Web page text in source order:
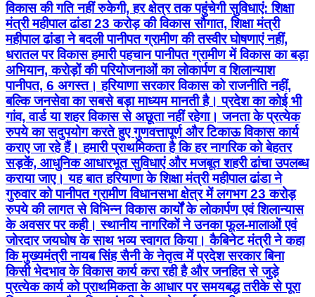
विकास की गति नहीं रुकेगी, हर क्षेत्र तक पहुंचेगी सुविधाएं: शिक्षा
मंत्री महीपाल ढांडा 23 करोड़ की विकास सौगात, शिक्षा मंत्री
महीपाल ढांडा ने बदली पानीपत ग्रामीण की तस्वीर घोषणाएं नहीं,
धरातल पर विकास हमारी पहचान पानीपत ग्रामीण में विकास का बड़ा
अभियान, करोड़ों की परियोजनाओं का लोकार्पण व शिलान्याश
पानीपत, 6 अगस्त। हरियाणा सरकार विकास को राजनीति नहीं,
बल्कि जनसेवा का सबसे बड़ा माध्यम मानती है। प्रदेश का कोई भी
गांव, वार्ड या शहर विकास से अछूता नहीं रहेगा। जनता के प्रत्येक
रुपये का सदुपयोग करते हुए गुणवत्तापूर्ण और टिकाऊ विकास कार्य
कराए जा रहे हैं। हमारी प्राथमिकता है कि हर नागरिक को बेहतर
सड़कें, आधुनिक आधारभूत सुविधाएं और मजबूत शहरी ढांचा उपलब्ध
कराया जाए। यह बात हरियाणा के शिक्षा मंत्री महीपाल ढांडा ने
गुरुवार को पानीपत ग्रामीण विधानसभा क्षेत्र में लगभग 23 करोड़
रुपये की लागत से विभिन्न विकास कार्यों के लोकार्पण एवं शिलान्यास
के अवसर पर कही। स्थानीय नागरिकों ने उनका फूल-मालाओं एवं
जोरदार जयघोष के साथ भव्य स्वागत किया। कैबिनेट मंत्री ने कहा
कि मुख्यमंत्री नायब सिंह सैनी के नेतृत्व में प्रदेश सरकार बिना
किसी भेदभाव के विकास कार्य करा रही है और जनहित से जुड़े
प्रत्येक कार्य को प्राथमिकता के आधार पर समयबद्ध तरीके से पूरा